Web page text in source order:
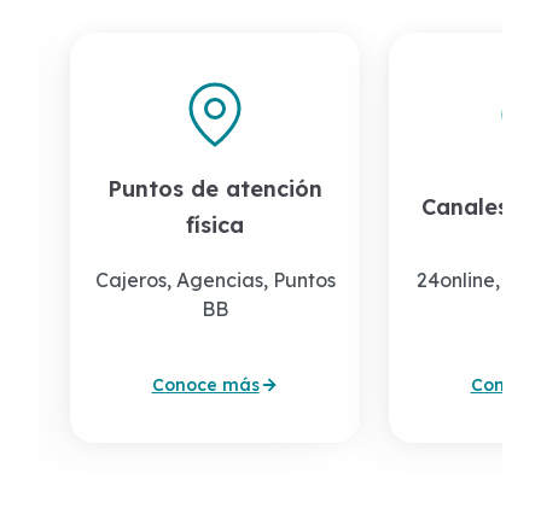
Puntos de atención
física
Cajeros, Agencias, Puntos
BB
Conoce más
Canales
24online,